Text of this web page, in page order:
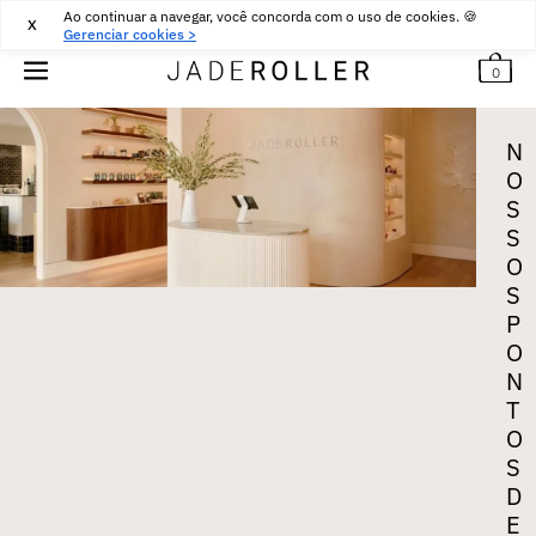
Ao continuar a navegar, você concorda com o uso de cookies. 🍪
Gerenciar cookies >
X 30€
DEVOLUÇÕES GRÁTIS POR 30 DIAS
0
N
O
S
S
O
S
P
O
N
T
O
S
D
E